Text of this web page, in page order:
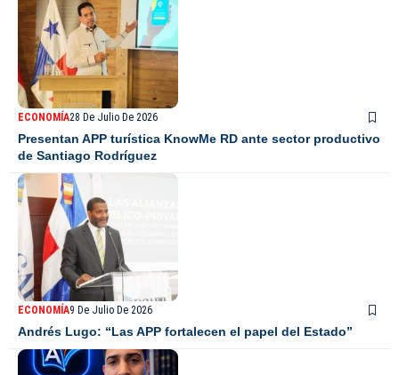
ECONOMÍA28 De Julio De 2026
Presentan APP turística KnowMe RD ante sector productivo
de Santiago Rodríguez
ECONOMÍA9 De Julio De 2026
Andrés Lugo: “Las APP fortalecen el papel del Estado”